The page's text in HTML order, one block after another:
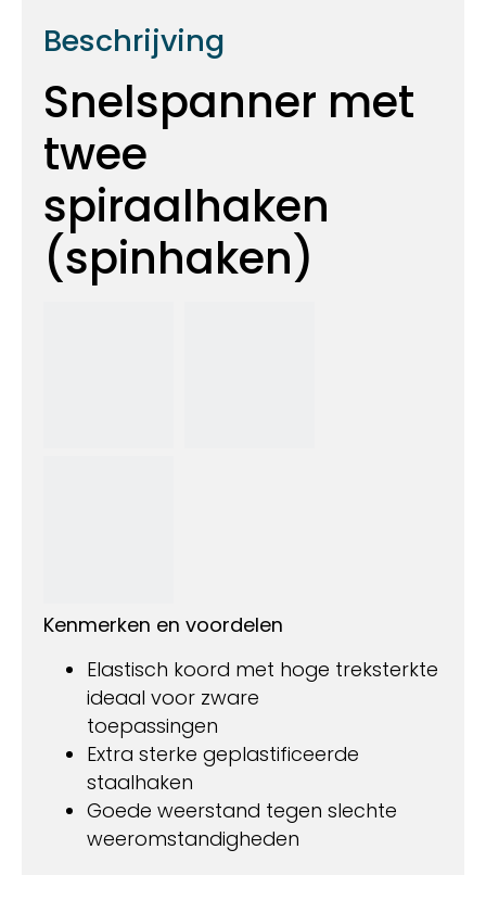
Beschrijving
Snelspanner met
twee
spiraalhaken
(spinhaken)
Kenmerken en voordelen
Elastisch koord met hoge treksterkte
ideaal voor zware
toepassingen
Extra sterke geplastificeerde
staalhaken
Goede weerstand tegen slechte
weeromstandigheden